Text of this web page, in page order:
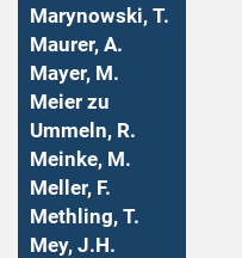
Marynowski, T.
Maurer, A.
Mayer, M.
Meier zu
Ummeln, R.
Meinke, M.
Meller, F.
Methling, T.
Mey, J.H.